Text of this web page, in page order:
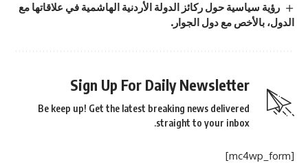
رؤية سياسية حول ركائز الدولة الأردنية الهاشمية في علاقاتها مع
الدول، بالأخص مع دول الجوار.
Sign Up For Daily Newsletter
Be keep up! Get the latest breaking news delivered
straight to your inbox.
[mc4wp_form]